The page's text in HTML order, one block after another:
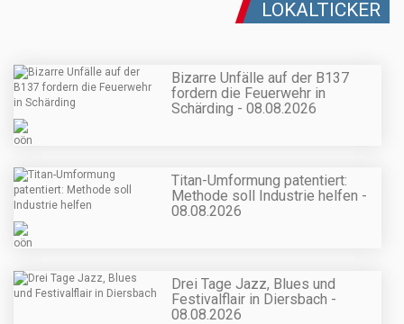
LOKALTICKER
Bizarre Unfälle auf der B137
fordern die Feuerwehr in
Schärding - 08.08.2026
Titan-Umformung patentiert:
Methode soll Industrie helfen -
08.08.2026
Drei Tage Jazz, Blues und
Festivalflair in Diersbach -
08.08.2026